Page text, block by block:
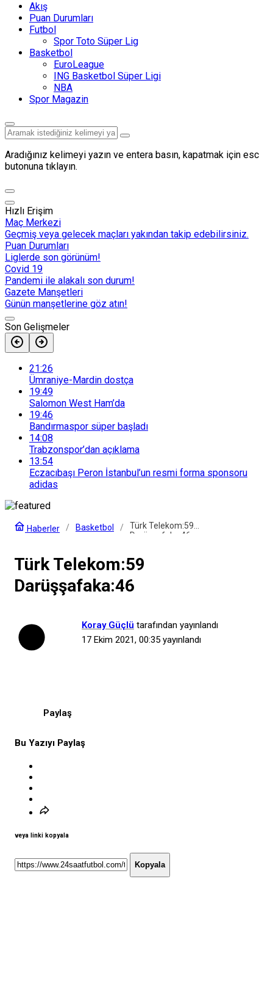
Akış
Puan Durumları
Futbol
Spor Toto Süper Lig
Basketbol
EuroLeague
ING Basketbol Süper Ligi
NBA
Spor Magazin
Aradığınız kelimeyi yazın ve entera basın, kapatmak için esc
butonuna tıklayın.
Hızlı Erişim
Maç Merkezi
Geçmiş veya gelecek maçları yakından takip edebilirsiniz.
Puan Durumları
Liglerde son görünüm!
Covid 19
Pandemi ile alakalı son durum!
Gazete Manşetleri
Günün manşetlerine göz atın!
Son Gelişmeler
21:26
Ümraniye-Mardin dostça
19:49
Salomon West Ham’da
19:46
Bandırmaspor süper başladı
14:08
Trabzonspor’dan açıklama
13:54
Eczacıbaşı Peron İstanbul’un resmi forma sponsoru
adidas
Haberler Basketbol
Türk Telekom:59
Darüşşafaka:46
Türk Telekom:59
Darüşşafaka:46
Koray Güçlü tarafından yayınlandı
17 Ekim 2021, 00:35 yayınlandı
Paylaş
Bu Yazıyı Paylaş
veya linki kopyala
Kopyala